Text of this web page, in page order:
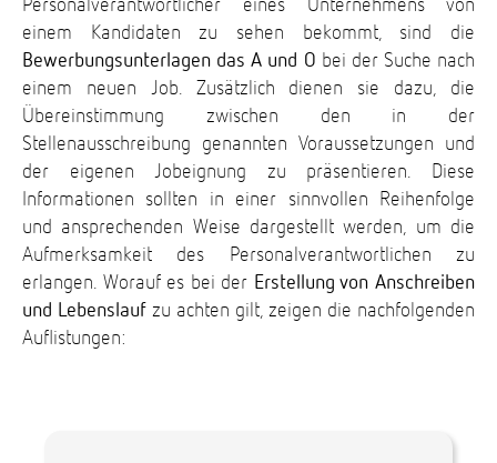
Personalverantwortlicher eines Unternehmens von
einem Kandidaten zu sehen bekommt, sind die
Bewerbungsunterlagen das A und O bei der Suche nach
einem neuen Job. Zusätzlich dienen sie dazu, die
Übereinstimmung zwischen den in der
Stellenausschreibung genannten Voraussetzungen und
der eigenen Jobeignung zu präsentieren. Diese
Informationen sollten in einer sinnvollen Reihenfolge
und ansprechenden Weise dargestellt werden, um die
Aufmerksamkeit des Personalverantwortlichen zu
erlangen. Worauf es bei der Erstellung von Anschreiben
und Lebenslauf zu achten gilt, zeigen die nachfolgenden
Auflistungen: